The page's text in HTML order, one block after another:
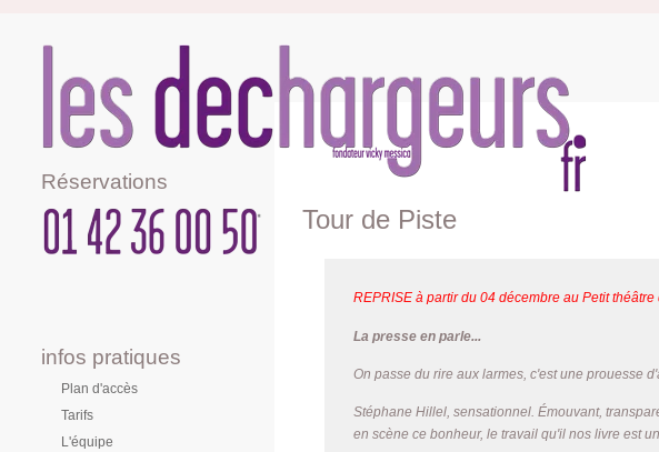
Réservations
infos pratiques
Plan d'accès
Tarifs
L'équipe
Tour de Piste
REPRISE à partir du 04 décembre au Petit
La presse en parle...
On passe du rire aux larmes, c'est une prouesse
Stéphane Hillel, sensationnel. Émouvant,
en scène ce bonheur, le travail qu'il nos livre est